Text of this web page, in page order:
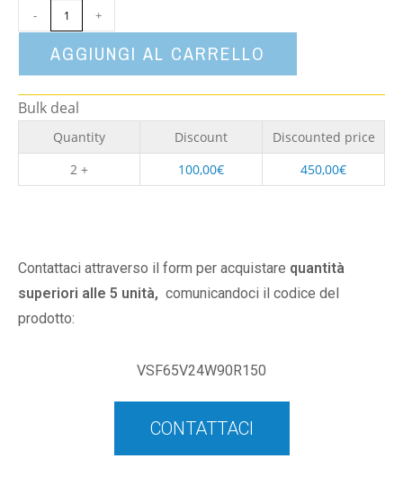
- +
AGGIUNGI AL CARRELLO
Bulk deal
Quantity Discount
Discounted price
2 +
100,00€ 450,00€
Contattaci attraverso il form per acquistare quantità
superiori alle 5 unità, comunicandoci il codice del
prodotto:
VSF65V24W90R150
CONTATTACI